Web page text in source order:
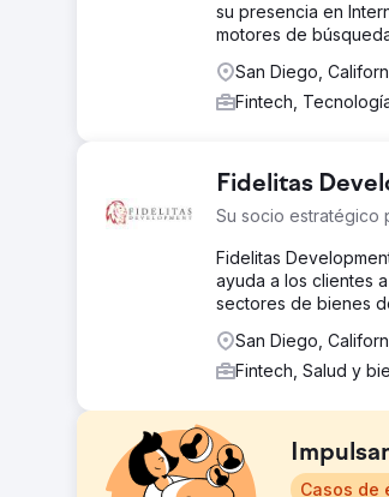
su presencia en
motores de
San Diego,
Fintech,
Fidelitas
Su socio estratégico
Fidelitas
ayuda a los clientes
sectores de bienes
San Diego,
Fintech, Salud y
Casos de